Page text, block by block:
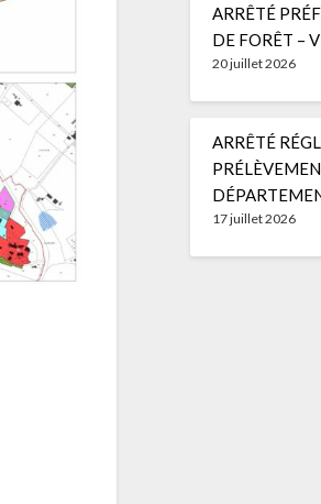
ARRÊTÉ
DE FORÊT –
20 juillet 2026
ARRÊTÉ
17 juillet 2026